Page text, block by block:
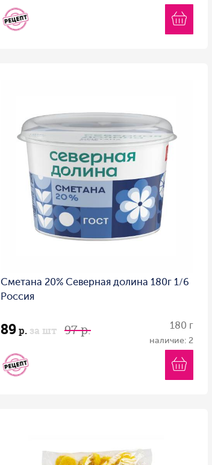
Сметана 20% Северная долина 180г 1/6
Россия
89р. за шт 97 р. 180 г
наличие: 2